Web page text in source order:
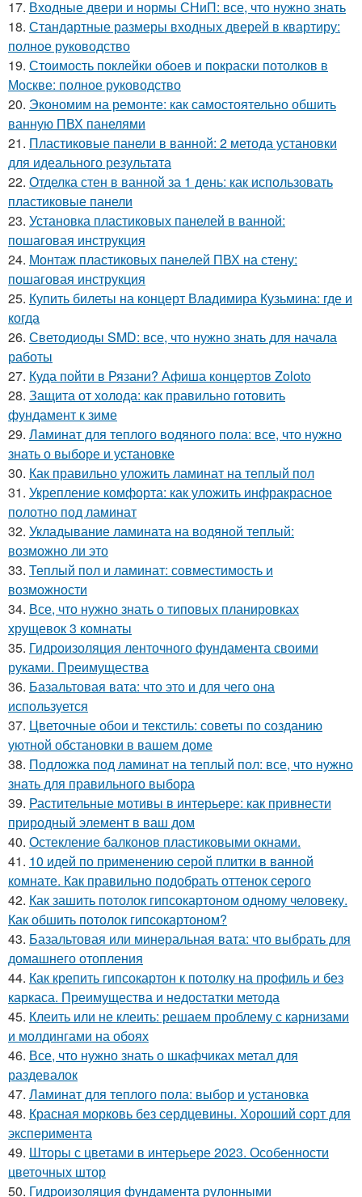
17. Входные двери и нормы СНиП: все, что нужно знать
18. Стандартные размеры входных дверей в квартиру:
полное руководство
19. Стоимость поклейки обоев и покраски потолков в
Москве: полное руководство
20. Экономим на ремонте: как самостоятельно обшить
ванную ПВХ панелями
21. Пластиковые панели в ванной: 2 метода установки
для идеального результата
22. Отделка стен в ванной за 1 день: как использовать
пластиковые панели
23. Установка пластиковых панелей в ванной:
пошаговая инструкция
24. Монтаж пластиковых панелей ПВХ на стену:
пошаговая инструкция
25. Купить билеты на концерт Владимира Кузьмина: где и
когда
26. Светодиоды SMD: все, что нужно знать для начала
работы
27. Куда пойти в Рязани? Афиша концертов Zoloto
28. Защита от холода: как правильно готовить
фундамент к зиме
29. Ламинат для теплого водяного пола: все, что нужно
знать о выборе и установке
30. Как правильно уложить ламинат на теплый пол
31. Укрепление комфорта: как уложить инфракрасное
полотно под ламинат
32. Укладывание ламината на водяной теплый:
возможно ли это
33. Теплый пол и ламинат: совместимость и
возможности
34. Все, что нужно знать о типовых планировках
хрущевок 3 комнаты
35. Гидроизоляция ленточного фундамента своими
руками. Преимущества
36. Базальтовая вата: что это и для чего она
используется
37. Цветочные обои и текстиль: советы по созданию
уютной обстановки в вашем доме
38. Подложка под ламинат на теплый пол: все, что нужно
знать для правильного выбора
39. Растительные мотивы в интерьере: как привнести
природный элемент в ваш дом
40. Остекление балконов пластиковыми окнами.
41. 10 идей по применению серой плитки в ванной
комнате. Как правильно подобрать оттенок серого
42. Как зашить потолок гипсокартоном одному человеку.
Как обшить потолок гипсокартоном?
43. Базальтовая или минеральная вата: что выбрать для
домашнего отопления
44. Как крепить гипсокартон к потолку на профиль и без
каркаса. Преимущества и недостатки метода
45. Клеить или не клеить: решаем проблему с карнизами
и молдингами на обоях
46. Все, что нужно знать о шкафчиках метал для
раздевалок
47. Ламинат для теплого пола: выбор и установка
48. Красная морковь без сердцевины. Хороший сорт для
эксперимента
49. Шторы с цветами в интерьере 2023. Особенности
цветочных штор
50. Гидроизоляция фундамента рулонными